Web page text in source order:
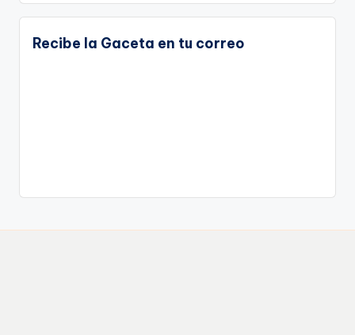
Recibe la Gaceta en tu correo